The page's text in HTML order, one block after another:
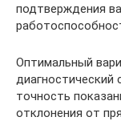
подтверждения
Оптимальный
диагностический
точность
отклонения от